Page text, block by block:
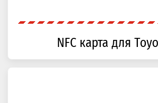
NFC карта для